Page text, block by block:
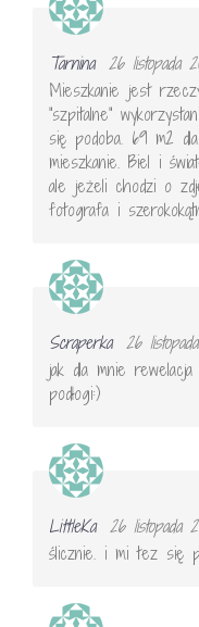
Tarnina 26 listopada
Mieszkanie jest
"szpitalne"
się podoba. 69 m2
mieszkanie. Biel i
ale jeżeli chodzi o
fotografa i
Scraperka 26
jak dla mnie
podłogi:)
LittleKa 26 listopada
ślicznie. i mi tez się